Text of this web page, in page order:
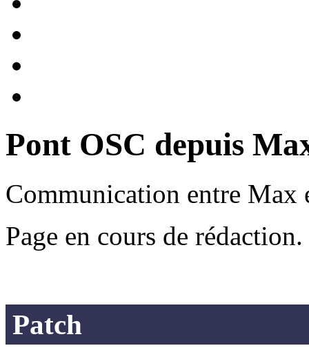
Pont OSC depuis
Communication entre Max
Page en cours de rédaction.
Patch